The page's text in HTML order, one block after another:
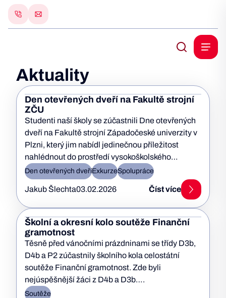
Aktuality
Den otevřených dveří na Fakultě strojní
ZČU
Studenti naší školy se zúčastnili Dne otevřených
dveří na Fakultě strojní Západočeské univerzity v
Plzni, který jim nabídl jedinečnou příležitost
nahlédnout do prostředí vysokoškolského
technického…
Den otevřených dveříExkurzeSpolupráce
Jakub Šlechta03.02.2026 Číst více
Školní a okresní kolo soutěže Finanční
gramotnost
Těsně před vánočními prázdninami se třídy D3b,
D4b a P2 zúčastnily školního kola celostátní
soutěže Finanční gramotnost. Zde byli
nejúspěšnější žáci z D4b a D3b….
Soutěže